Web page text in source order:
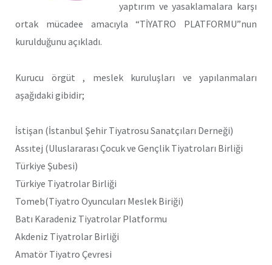
yaptırım ve yasaklamalara karşı
ortak mücadee amacıyla “TİYATRO PLATFORMU”nun
kurulduğunu açıkladı.
Kurucu örgüt , meslek kuruluşları ve yapılanmaları
aşağıdaki gibidir;
İstişan (İstanbul Şehir Tiyatrosu Sanatçıları Derneği)
Assıtej (Uluslararası Çocuk ve Gençlik Tiyatroları Birliği
Türkiye Şubesi)
Türkiye Tiyatrolar Birliği
Tomeb(Tiyatro Oyuncuları Meslek Biriği)
Batı Karadeniz Tiyatrolar Platformu
Akdeniz Tiyatrolar Birliği
Amatör Tiyatro Çevresi